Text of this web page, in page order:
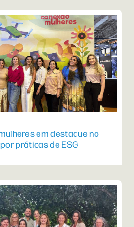
em destaque no
práticas de ESG